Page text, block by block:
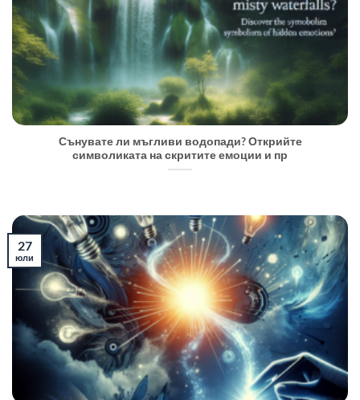
Сънувате ли мъгливи водопади? Открийте
символиката на скритите емоции и пр
27
юли